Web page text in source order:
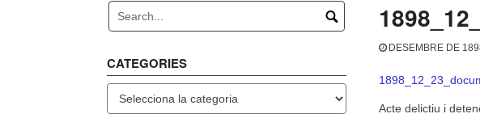
DESEMBRE DE
Acte delictiu i
CATEGORIES